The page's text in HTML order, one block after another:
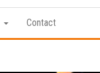
Contact